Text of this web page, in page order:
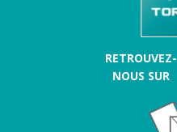
RETROUVEZ-
NOUS SUR